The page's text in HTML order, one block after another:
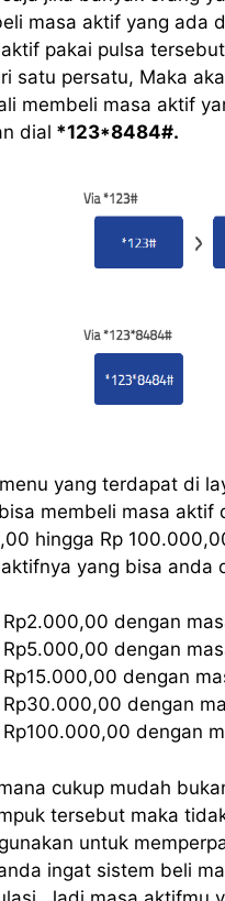
masa aktif yang ada
pakai pulsa
satu persatu, Maka
membeli masa aktif
dial *123*8484#.
yang terdapat di
membeli masa aktif
hingga Rp
yang bisa anda
Rp2.000,00 dengan
Rp5.000,00 dengan
Rp15.000,00 dengan
Rp30.000,00 dengan
Rp100.000,00 dengan
cukup mudah
tersebut maka
untuk
ingat sistem beli